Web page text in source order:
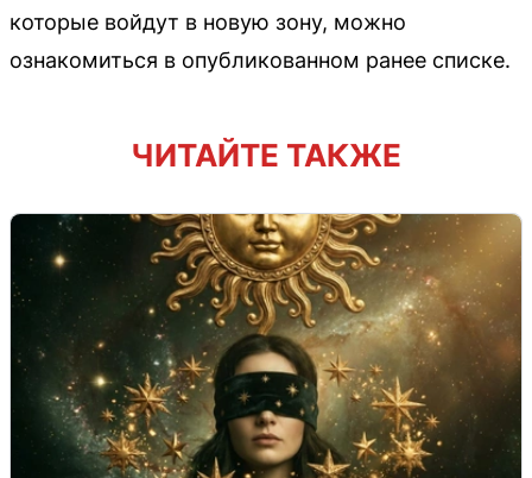
которые войдут в новую зону, можно
ознакомиться в опубликованном ранее списке.
ЧИТАЙТЕ ТАКЖЕ